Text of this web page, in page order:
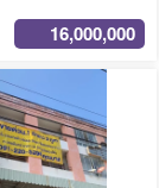
16,000,000
Photo